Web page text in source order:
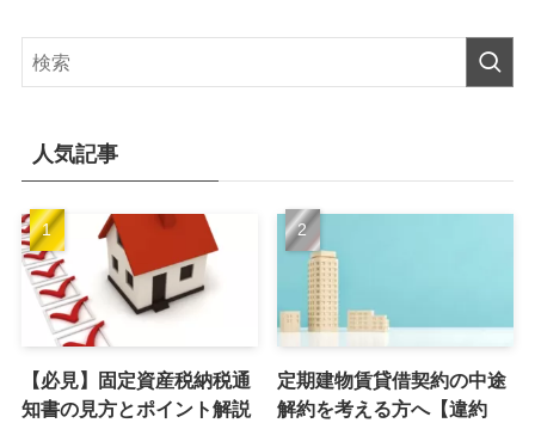
人気記事
【必見】固定資産税納税通
知書の見方とポイント解説
定期建物賃貸借契約の中途
解約を考える方へ【違約